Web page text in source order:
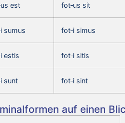
est fot‑us sit
sumus fot‑i simus
estis fot‑i sitis
sunt fot‑i sint
auf einen